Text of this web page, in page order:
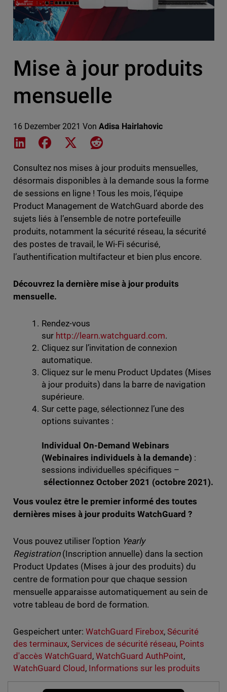
Mise à jour produits
mensuelle
16 Dezember 2021 Von Adisa Hairlahovic
Share on LinkedIn
Share on Facebook
Share on XShare on Reddit
Consultez nos mises à jour produits mensuelles,
désormais disponibles à la demande sous la forme
de sessions en ligne ! Tous les mois, l’équipe
Product Management de WatchGuard aborde des
sujets liés à l’ensemble de notre portefeuille
produits, notamment la sécurité réseau, la sécurité
des postes de travail, le Wi-Fi sécurisé,
l’authentification multifacteur et bien plus encore.
Découvrez la dernière mise à jour produits
mensuelle.
Rendez-vous
sur http://learn.watchguard.com.
Cliquez sur l’invitation de connexion
automatique.
Cliquez sur le menu Product Updates (Mises
à jour produits) dans la barre de navigation
supérieure.
Sur cette page, sélectionnez l’une des
options suivantes :
Individual On-Demand Webinars
(Webinaires individuels à la demande) :
sessions individuelles spécifiques –
sélectionnez October 2021 (octobre 2021).
Vous voulez être le premier informé des toutes
dernières mises à jour produits WatchGuard ?
Vous pouvez utiliser l’option Yearly
Registration(Inscription annuelle) dans la section
Product Updates (Mises à jour des produits) du
centre de formation pour que chaque session
mensuelle apparaisse automatiquement au sein de
votre tableau de bord de formation.
Gespeichert unter: WatchGuard Firebox,Sécurité
des terminaux, Services de sécurité réseau, Points
d'accès WatchGuard, WatchGuard AuthPoint,
WatchGuard Cloud, Informations sur les produits